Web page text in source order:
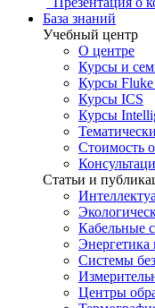
База знаний
Учебный центр
О центре
Курсы и
Курсы
Курсы ICS
Курсы
Стоимость
Статьи и
Кабельные
Энергетика
Системы
Центры